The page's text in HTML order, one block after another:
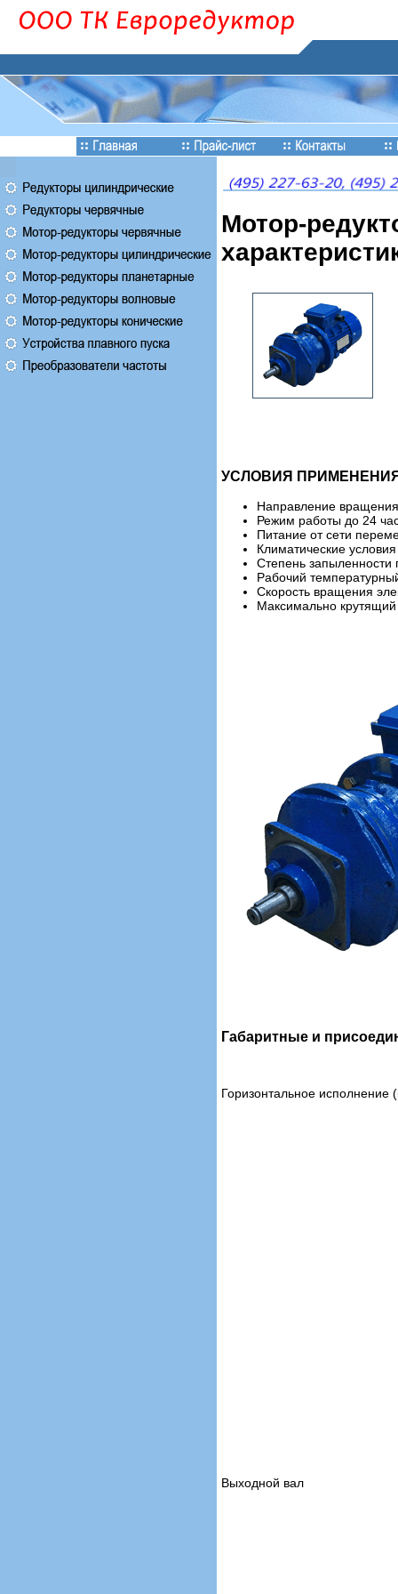
Мотор-
УСЛОВИЯ
Направление
Режим работы до 24
Питание от сети
Климатические
Степень
Рабочий
Скорость вращения
Максимально
Габаритные и
Горизонтальное
Выходной вал